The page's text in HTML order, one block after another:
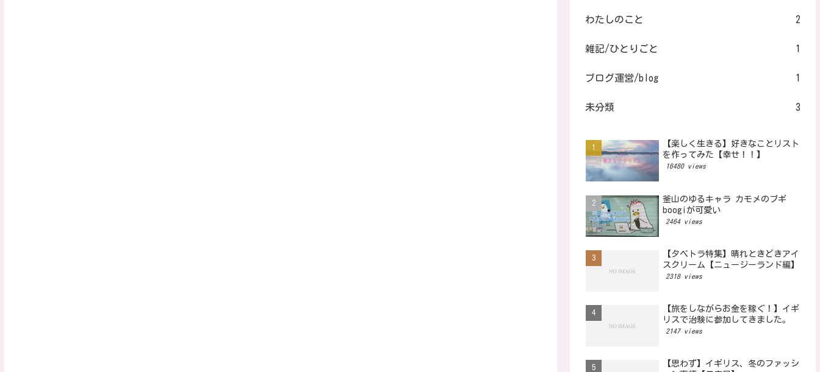
わたしのこと 2
雑記/ひとりごと 1
ブログ運営/blog 1
未分類 3
【楽しく生きる】好きなことリスト
を作ってみた【幸せ！！】
16480 views
釜山のゆるキャラ カモメのブギ
boogiが可愛い
2464 views
【タベトラ特集】晴れときどきアイ
スクリーム【ニュージーランド編】
2318 views
【旅をしながらお金を稼ぐ！】イギ
リスで治験に参加してきました。
2147 views
【思わず】イギリス、冬のファッシ